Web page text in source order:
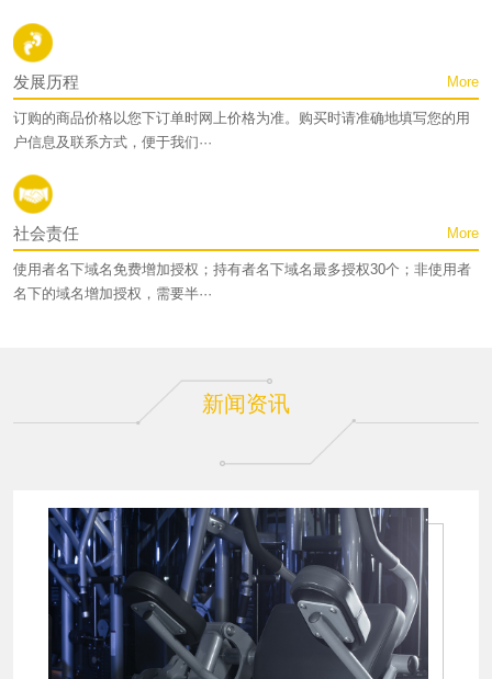
发展历程 More
订购的商品价格以您下订单时网上价格为准。购买时请准确地填写您的用
户信息及联系方式，便于我们···
社会责任 More
使用者名下域名免费增加授权；持有者名下域名最多授权30个；非使用者
名下的域名增加授权，需要半···
新闻资讯